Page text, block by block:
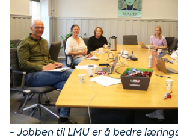
- Jobben til LMU er å bedre